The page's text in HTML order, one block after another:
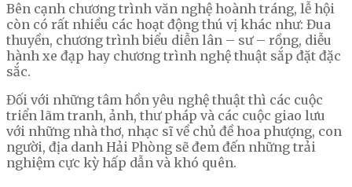
Bên cạnh chương trình văn nghệ hoành tráng, lễ hội
còn có rất nhiều các hoạt động thú vị khác như: Đua
thuyền, chương trình biểu diễn lân – sư – rồng, diễu
hành xe đạp hay chương trình nghệ thuật sắp đặt đặc
sắc.
Đối với những tâm hồn yêu nghệ thuật thì các cuộc
triển lãm tranh, ảnh, thư pháp và các cuộc giao lưu
với những nhà thơ, nhạc sĩ về chủ đề hoa phượng, con
người, địa danh Hải Phòng sẽ đem đến những trải
nghiệm cực kỳ hấp dẫn và khó quên.